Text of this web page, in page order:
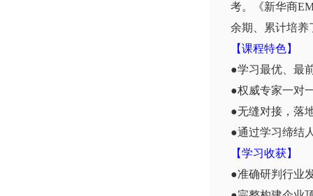
考。《新华商
余期、累计培养
【课程特色】
●学习最优、最
●权威专家一对
●无缝对接，落
●通过学习缔结
【学习收获】
●准确研判行业